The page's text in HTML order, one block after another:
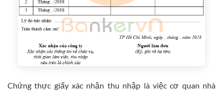
Chứng thực giấy xác nhận thu nhập là việc cơ quan nhà